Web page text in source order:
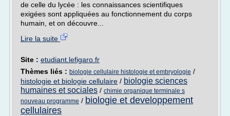
de celle du lycée : les connaissances scientifiques
exigées sont appliquées au fonctionnement du corps
humain, et on découvre...
Lire la suite
Site : etudiant.lefigaro.fr
Thèmes liés : biologie cellulaire histologie et embryologie /
histologie et biologie cellulaire / biologie sciences
humaines et sociales / chimie organique terminale s
nouveau programme / biologie et developpement
cellulaires